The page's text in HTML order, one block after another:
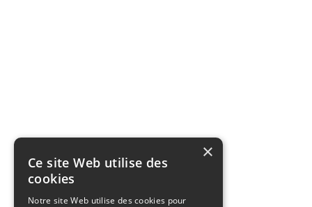
×
Ce site Web utilise des
cookies
Notre site Web utilise des cookies pour